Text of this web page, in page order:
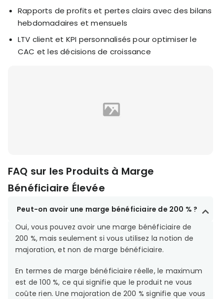
Rapports de profits et pertes clairs avec des bilans
hebdomadaires et mensuels
LTV client et KPI personnalisés pour optimiser le
CAC et les décisions de croissance
FAQ sur les Produits à Marge
Bénéficiaire Élevée
Peut-on avoir une marge bénéficiaire de 200 % ?
Oui, vous pouvez avoir une marge bénéficiaire de
200 %, mais seulement si vous utilisez la notion de
majoration, et non de marge bénéficiaire.
En termes de marge bénéficiaire réelle, le maximum
est de 100 %, ce qui signifie que le produit ne vous
coûte rien. Une majoration de 200 % signifie que vous